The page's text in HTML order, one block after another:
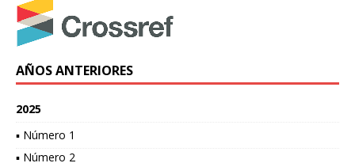
AÑOS ANTERIORES
2025
▪ Número 1
▪ Número 2